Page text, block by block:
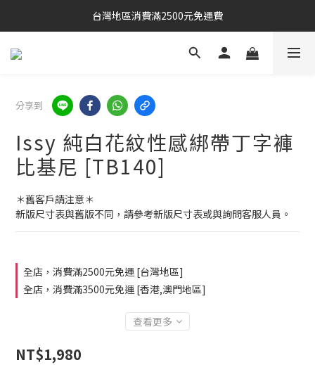
台灣地區消費滿2500元免運費
分享到
Issy 純白花紋性感綁帶丁字褲
比基尼 [TB140]
＊舊客戶請注意＊
新版尺寸表與舊版不同，請參考新版尺寸表或與詢問客服人員。
全店，消費滿2500元免運 [台灣地區]
全店，消費滿3500元免運 [香港,澳門地區]
查看更多
NT$1,980